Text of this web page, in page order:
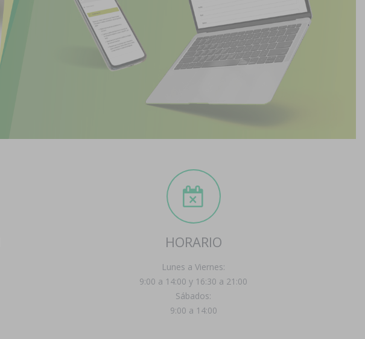
HORARIO
Lunes a Viernes:
9:00 a 14:00 y 16:30 a 21:00
Sábados:
9:00 a 14:00